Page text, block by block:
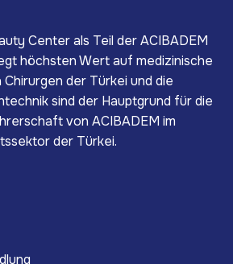
Center als Teil der ACIBADEM
höchsten Wert auf medizinische
der Türkei und die
sind der Hauptgrund für die
von ACIBADEM im
der Türkei.